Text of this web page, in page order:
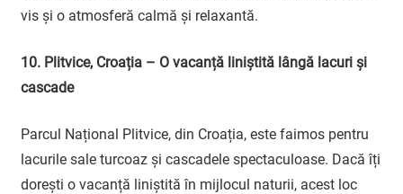
vis și o atmosferă calmă și relaxantă.
10. Plitvice, Croația – O vacanță liniștită lângă lacuri și
cascade
Parcul Național Plitvice, din Croația, este faimos pentru
lacurile sale turcoaz și cascadele spectaculoase. Dacă îți
dorești o vacanță liniștită în mijlocul naturii, acest loc